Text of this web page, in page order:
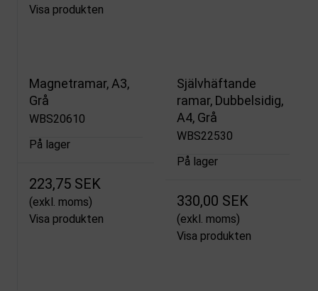
Visa produkten
Magnetramar, A3,
Grå
WBS20610
På lager
223,75 SEK
(exkl. moms)
Visa produkten
Självhäftande
ramar, Dubbelsidig,
A4, Grå
WBS22530
På lager
330,00 SEK
(exkl. moms)
Visa produkten